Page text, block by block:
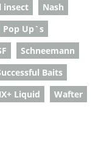
insect
Nash
Pop Up`s
Schneemann
Baits
Liquid
Wafter